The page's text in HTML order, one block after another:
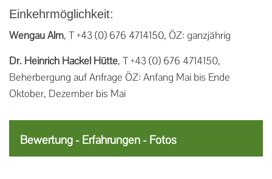
Einkehrmöglichkeit:
Wengau Alm, T +43 (0) 676 4714150, ÖZ: ganzjährig
Dr. Heinrich Hackel Hütte, T +43 (0) 676 4714150,
Beherbergung auf Anfrage ÖZ: Anfang Mai bis Ende
Oktober, Dezember bis Mai
Bewertung - Erfahrungen - Fotos